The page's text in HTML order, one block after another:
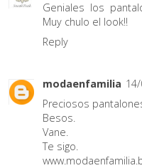
Geniales los
Muy chulo el look!!
Reply
modaenfamilia
Preciosos
Besos.
Vane.
Te sigo.